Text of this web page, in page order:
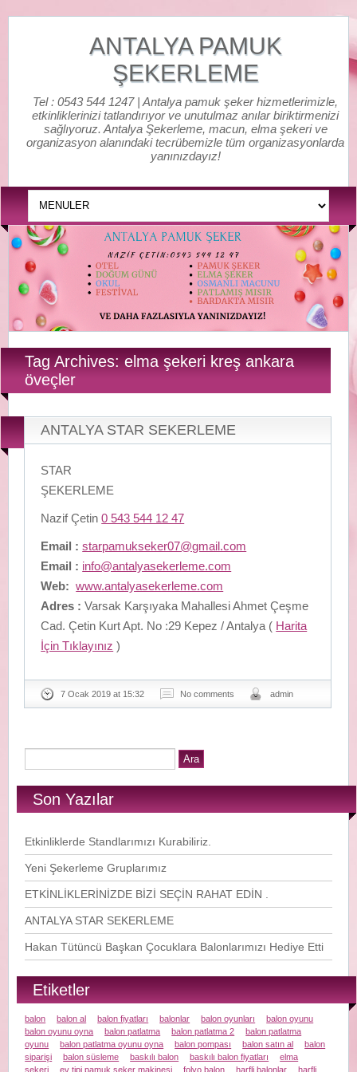
ANTALYA PAMUK
ŞEKERLEME
Tel : 0543 544 1247 | Antalya pamuk şeker hizmetlerimizle,
etkinliklerinizi tatlandırıyor ve unutulmaz anılar biriktirmenizi
sağlıyoruz. Antalya Şekerleme, macun, elma şekeri ve
organizasyon alanındaki tecrübemizle tüm organizasyonlarda
yanınızdayız!
Tag Archives: elma şekeri kreş ankara
öveçler
ANTALYA STAR SEKERLEME
STAR
ŞEKERLEME
Nazif Çetin0 543 544 12 47
Email : starpamukseker07@gmail.com
Email : info@antalyasekerleme.com
Web: www.antalyasekerleme.com
Adres : Varsak Karşıyaka Mahallesi Ahmet Çeşme
Cad. Çetin Kurt Apt. No :29 Kepez / Antalya ( Harita
İçin Tıklayınız )
7 Ocak 2019 at 15:32 No comments admin
Son Yazılar
Etkinliklerde Standlarımızı Kurabiliriz.
Yeni Şekerleme Gruplarımız
ETKİNLİKLERİNİZDE BİZİ SEÇİN RAHAT EDİN .
ANTALYA STAR SEKERLEME
Hakan Tütüncü Başkan Çocuklara Balonlarımızı Hediye Etti
Etiketler
balon balon al balon fiyatları balonlar balon oyunları
balon oyunu
balon oyunu oyna
balon patlatma balon patlatma 2
balon patlatma
oyunu
balon patlatma oyunu oyna balon pompası balon satın al
balon
siparişi
balon süsleme baskılı balon baskılı balon fiyatları
elma
şekeri
ev tipi pamuk şeker makinesi folyo balon harfli balonlar harfli